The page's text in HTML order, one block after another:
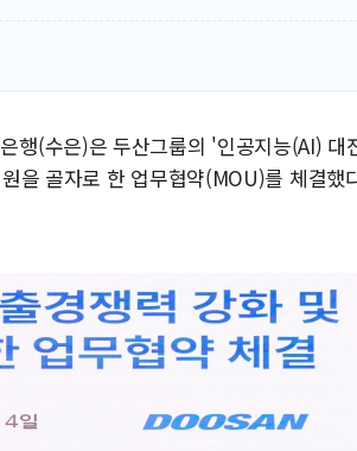
행(수은)은 두산그룹의 '인공지능(AI) 대
을 골자로 한 업무협약(MOU)를 체결했